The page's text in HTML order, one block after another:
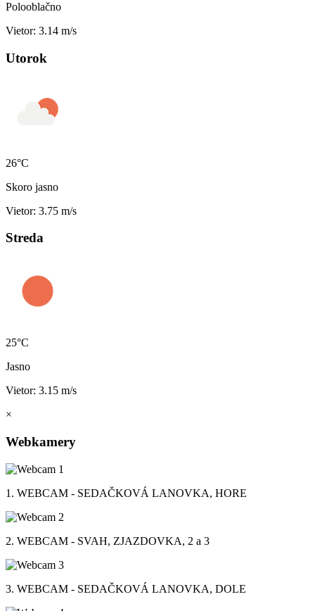
Polooblačno
Vietor: 3.14 m/s
Utorok
26°C
Skoro jasno
Vietor: 3.75 m/s
Streda
25°C
Jasno
Vietor: 3.15 m/s
×
Webkamery
1. WEBCAM - SEDAČKOVÁ LANOVKA, HORE
2. WEBCAM - SVAH, ZJAZDOVKA, 2 a 3
3. WEBCAM - SEDAČKOVÁ LANOVKA, DOLE